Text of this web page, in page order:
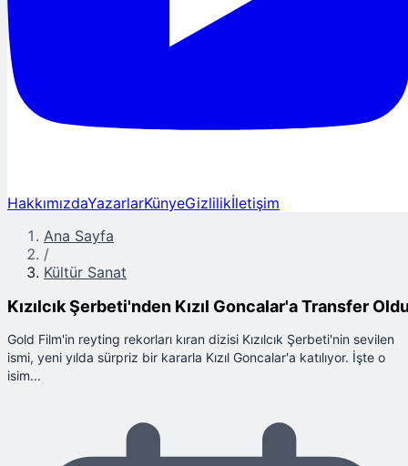
HakkımızdaYazarlarKünyeGizlilikİletişim
Ana Sayfa
/
Kültür Sanat
Kızılcık Şerbeti'nden Kızıl Goncalar'a Transfer
Gold Film'in reyting rekorları kıran dizisi Kızılcık Şerbeti'nin sevilen
ismi, yeni yılda sürpriz bir kararla Kızıl Goncalar'a katılıyor. İşte o
isim...